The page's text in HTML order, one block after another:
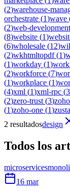
(2)warehouse-
orchestrate (1)wave
(2)web-development
(8)website (1)
(6)wholesale (12)
(2)wkhtmltopdf(1)
(1)workday (1)
(2)workforce (7)
(1)workplace (1)
(4)xml (1)xml-rpc (3
(2)zero-trust (3)zoho
(1)zoho-one (1)
2 resultadosdesign
Todos los
microservices
16 mar